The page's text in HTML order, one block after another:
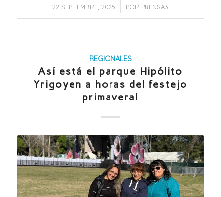
22 SEPTIEMBRE, 2025
/ POR PRENSA3
REGIONALES
Así está el parque Hipólito
Yrigoyen a horas del festejo
primaveral